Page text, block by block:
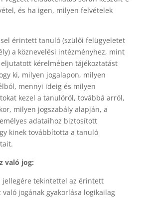
és ha igen, milyen felvételek
érintett tanuló (szülői felügyeletet
a köznevelési intézményhez, mint
kérelmében tájékoztatást
ki, milyen jogalapon, milyen
mennyi ideig és milyen
kezel a tanulóról, továbbá arról,
milyen jogszabály alapján, a
adataihoz biztosított
kinek továbbította a tanuló
való jog:
jellegére tekintettel az érintett
való jogának gyakorlása logikailag